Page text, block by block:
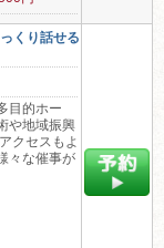
くり話せる
目的ホー
や地域振興
クセスもよ
々な催事が